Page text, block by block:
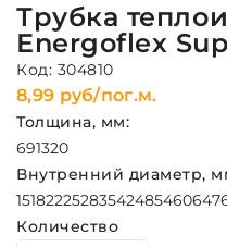
Трубка
Energoflex
Код: 304810
8,99 руб/пог.м.
Толщина, мм:
691320
Внутренний диаметр,
1518222528354248546064
Количество